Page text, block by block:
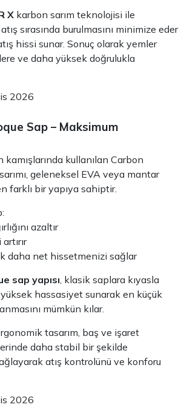
X karbon sarım teknolojisi ile
sırasında burulmasını minimize eder
hissi sunar. Sonuç olarak yemler
ve daha yüksek doğrulukla
Sap – Maksimum
kullanılan Carbon
geleneksel EVA veya mantar
farklı bir yapıya sahiptir.
azaltır
daha net hissetmenizi sağlar
sap yapısı, klasik saplara kıyasla
hassasiyet sunarak en küçük
mümkün kılar.
tasarım, baş ve işaret
daha stabil bir şekilde
atış kontrolünü ve konforu